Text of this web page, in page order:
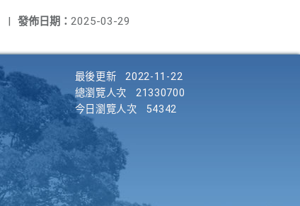
發佈日期： 2025-03-29
|
最後更新
2022-11-22
總瀏覽人次
21330700
今日瀏覽人次
54342